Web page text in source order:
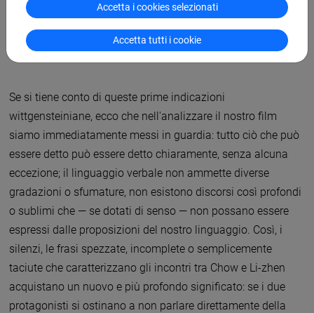
Se si tiene conto di queste prime indicazioni
wittgensteiniane, ecco che nell'analizzare il nostro film
siamo immediatamente messi in guardia: tutto ciò che può
essere detto può essere detto chiaramente, senza alcuna
eccezione; il linguaggio verbale non ammette diverse
gradazioni o sfumature, non esistono discorsi così profondi
o sublimi che — se dotati di senso — non possano essere
espressi dalle proposizioni del nostro linguaggio. Così, i
silenzi, le frasi spezzate, incomplete o semplicemente
taciute che caratterizzano gli incontri tra Chow e Li-zhen
acquistano un nuovo e più profondo significato: se i due
protagonisti si ostinano a non parlare direttamente della
Accetta i cookies selezionati
Accetta tutti i cookie